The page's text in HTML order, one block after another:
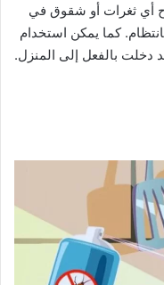
أي ثغرات أو شقوق في
كما يمكن استخدام
دخلت بالفعل إلى المنزل.